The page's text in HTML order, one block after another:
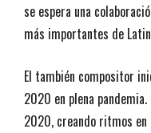
se espera una
más importantes de
El también compositor
2020 en plena
2020, creando ritmos